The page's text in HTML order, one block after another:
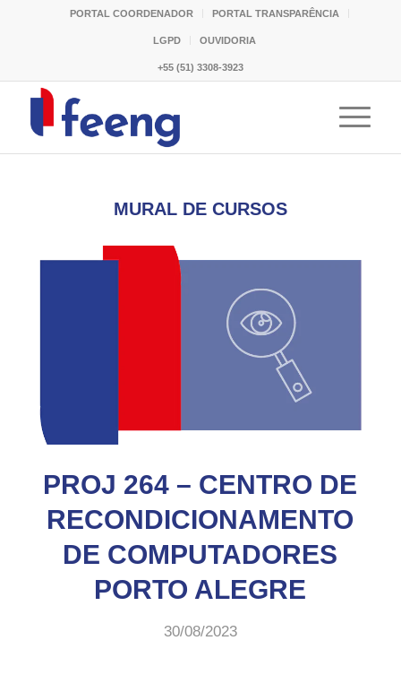
PORTAL COORDENADOR PORTAL TRANSPARÊNCIA
LGPD OUVIDORIA
+55 (51) 3308-3923
MURAL DE CURSOS
PROJ 264 – CENTRO DE
RECONDICIONAMENTO
DE COMPUTADORES
PORTO ALEGRE
30/08/2023